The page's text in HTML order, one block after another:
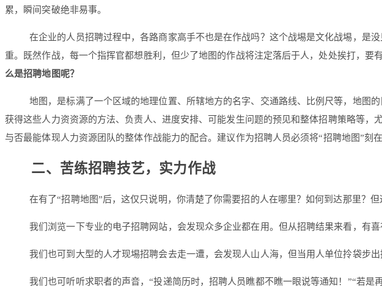
累，瞬间突破绝非易事。
在企业的人员招聘过程中，各路商家高手不也是在作战吗？这个战埸是文化战埸，是
重。既然作战，每一个指挥官都想胜利，但少了地图的作战将注定落后于人，处处挨打，
么是招聘地图呢？
地图，是标满了一个区域的地理位置、所辖地方的名字、交通路线、比例尺等，地图
获得这些人力资资源的方法、负责人、进度安排、可能发生问题的预见和整体招聘策略等
与否最能体现人力资源团队的整体作战能力的配合。建议作为招聘人员必须将“招聘地图”刻
二、苦练招聘技艺，实力作战
在有了“招聘地图”后，这仅只说明，你清楚了你需要招的人在哪里？如何到达那里？
我们浏览一下专业的电子招聘网站，会发现众多企业都在用。但从招聘结果来看，有
我们也可到大型的人才现埸招聘会去走一遭，会发现人山人海，但当用人单位拎袋步
我们也可听听求职者的声音，“投递简历时，招聘人员瞧都不瞧一眼说等通知！”“若